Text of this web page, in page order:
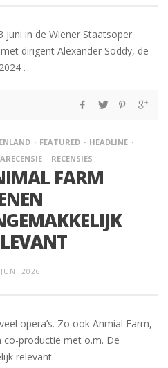
juni in de Wiener Staatsoper
met dirigent Alexander Soddy, de
.
FEATURED
HEADLINE
RECENSIES
FARM
2026
opera’s. Zo ook Anmial Farm,
co-productie met o.m. De
relevant.